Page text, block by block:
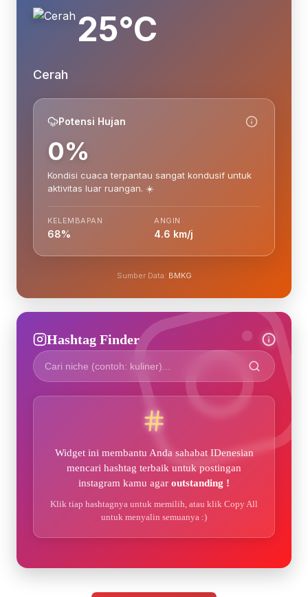
25°C
Cerah
Potensi Hujan
0%
Kondisi cuaca terpantau sangat kondusif untuk
aktivitas luar ruangan. ☀️
KELEMBAPAN
68%
ANGIN
4.6 km/j
Sumber Data: BMKG
Hashtag Finder
Widget ini membantu Anda sahabat IDenesian
mencari hashtag terbaik untuk postingan
instagram kamu agar outstanding !
Klik tiap hashtagnya untuk memilih, atau klik Copy All
untuk menyalin semuanya :)